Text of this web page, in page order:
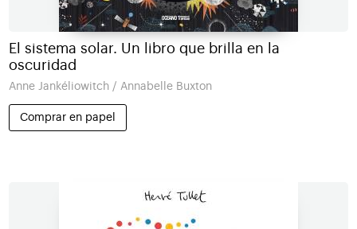
El sistema solar. Un libro que brilla en la
oscuridad
Anne Jankéliowitch / Annabelle Buxton
Comprar en papel